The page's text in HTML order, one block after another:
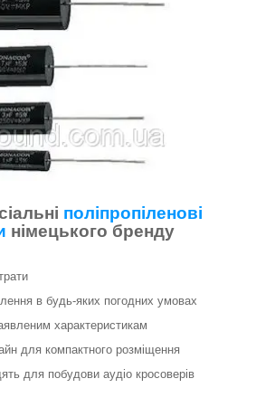
поліпропіленові
німецького бренду
в будь-яких погодних умовах
характеристикам
для компактного розміщення
для побудови аудіо кросоверів